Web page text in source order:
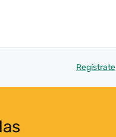
Regístrate